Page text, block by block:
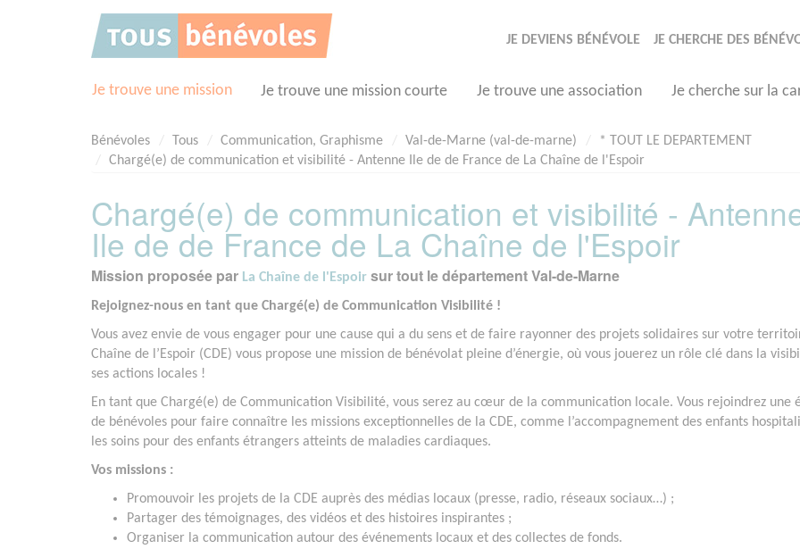
JE DEVIENS BÉNÉVOLE JE CHERCHE DES
Je trouve une mission Je trouve une mission courte Je trouve une association Je cherche sur la
Bénévoles Tous Communication, Graphisme Val-de-Marne (val-de-marne)
* TOUT LE DEPARTEMENT
Chargé(e) de communication et visibilité - Antenne Ile de de France de La Chaîne de l'Espoir
Chargé(e) de communication et visibilité -
Ile de de France de La Chaîne de l'Espoir
Mission proposée par La Chaîne de l'Espoir sur tout le département Val-de-Marne
Rejoignez-nous en tant que Chargé(e) de Communication Visibilité !
Vous avez envie de vous engager pour une cause qui a du sens et de faire rayonner des projets solidaires sur votre
Chaîne de l’Espoir (CDE) vous propose une mission de bénévolat pleine d’énergie, où vous jouerez un rôle clé dans la
ses actions locales !
En tant que Chargé(e) de Communication Visibilité, vous serez au cœur de la communication locale. Vous rejoindrez une
de bénévoles pour faire connaître les missions exceptionnelles de la CDE, comme l’accompagnement des enfants
les soins pour des enfants étrangers atteints de maladies cardiaques.
Vos missions :
Promouvoir les projets de la CDE auprès des médias locaux (presse, radio, réseaux sociaux…) ;
Partager des témoignages, des vidéos et des histoires inspirantes ;
Organiser la communication autour des événements locaux et des collectes de fonds.